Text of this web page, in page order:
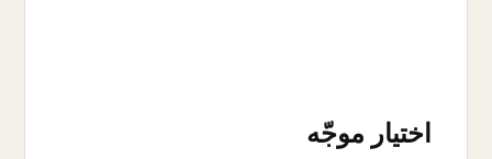
اختيار موجّه